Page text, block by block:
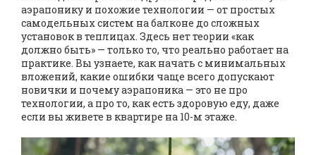
аэрапонику и похожие технологии — от простых
самодельных систем на балконе до сложных
установок в теплицах. Здесь нет теории «как
должно быть» — только то, что реально работает на
практике. Вы узнаете, как начать с минимальных
вложений, какие ошибки чаще всего допускают
новички и почему аэрапоника — это не про
технологии, а про то, как есть здоровую еду, даже
если вы живете в квартире на 10-м этаже.